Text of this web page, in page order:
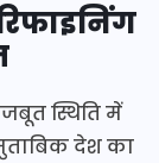
स्थिति में
देश का